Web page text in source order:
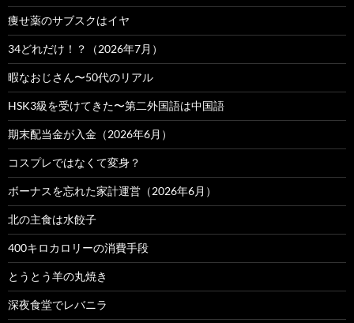
痩せ薬のサブスクはイヤ
34どれだけ！？（2026年7月）
暇なおじさん〜50代のリアル
HSK3級を受けてきた〜第二外国語は中国語
期末配当金が入金（2026年6月）
コスプレではなくて変身？
ボーナスを忘れた家計運営（2026年6月）
北の主食は水餃子
400キロカロリーの消費手段
とうとう羊の丸焼き
深夜食堂でレバニラ